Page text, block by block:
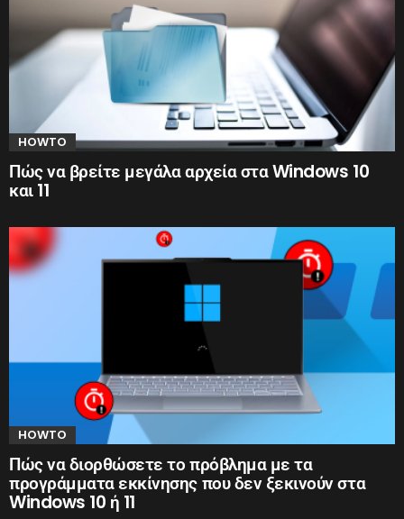
HOWTO
Πώς να βρείτε μεγάλα αρχεία στα Windows 10
και 11
HOWTO
Πώς να διορθώσετε το πρόβλημα με τα
προγράμματα εκκίνησης που δεν ξεκινούν στα
Windows 10 ή 11